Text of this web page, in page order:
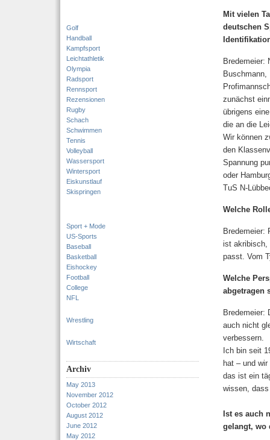
Golf
Handball
Kampfsport
Leichtathletik
Olympia
Radsport
Rennsport
Rezensionen
Rugby
Schach
Schwimmen
Tennis
Volleyball
Wassersport
Wintersport
Eiskunstlauf
Skispringen
Sport + Mode
US-Sports
Baseball
Basketball
Eishockey
Football
College
NFL
Wrestling
Wirtschaft
Archiv
May 2013
November 2012
October 2012
August 2012
June 2012
May 2012
Mit vielen
deutschen
Bredemeier:
Buschmann,
zunächst
übrigens
die an die
Wir können
den
Spannung
oder
TuS N-
Welche
Bredemeier:
ist akribisch,
passt. Vom
Welche
abgetragen
Bredemeier:
auch nicht
verbessern.
Ich bin seit
hat – und
das ist ein
wissen,
Ist es auch
gelangt, wo